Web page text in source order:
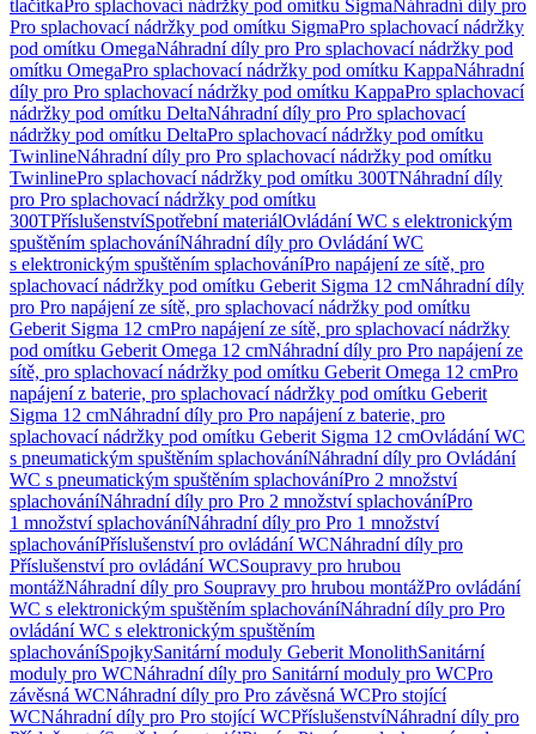
tlačítkaPro splachovací nádržky pod omítku SigmaNáhradní díly pro
Pro splachovací nádržky pod omítku SigmaPro splachovací nádržky
pod omítku OmegaNáhradní díly pro Pro splachovací nádržky pod
omítku OmegaPro splachovací nádržky pod omítku KappaNáhradní
díly pro Pro splachovací nádržky pod omítku KappaPro splachovací
nádržky pod omítku DeltaNáhradní díly pro Pro splachovací
nádržky pod omítku DeltaPro splachovací nádržky pod omítku
TwinlineNáhradní díly pro Pro splachovací nádržky pod omítku
TwinlinePro splachovací nádržky pod omítku 300TNáhradní díly
pro Pro splachovací nádržky pod omítku
300TPříslušenstvíSpotřební materiálOvládání WC s elektronickým
spuštěním splachováníNáhradní díly pro Ovládání WC
s elektronickým spuštěním splachováníPro napájení ze sítě, pro
splachovací nádržky pod omítku Geberit Sigma 12 cmNáhradní díly
pro Pro napájení ze sítě, pro splachovací nádržky pod omítku
Geberit Sigma 12 cmPro napájení ze sítě, pro splachovací nádržky
pod omítku Geberit Omega 12 cmNáhradní díly pro Pro napájení ze
sítě, pro splachovací nádržky pod omítku Geberit Omega 12 cmPro
napájení z baterie, pro splachovací nádržky pod omítku Geberit
Sigma 12 cmNáhradní díly pro Pro napájení z baterie, pro
splachovací nádržky pod omítku Geberit Sigma 12 cmOvládání WC
s pneumatickým spuštěním splachováníNáhradní díly pro Ovládání
WC s pneumatickým spuštěním splachováníPro 2 množství
splachováníNáhradní díly pro Pro 2 množství splachováníPro
1 množství splachováníNáhradní díly pro Pro 1 množství
splachováníPříslušenství pro ovládání WCNáhradní díly pro
Příslušenství pro ovládání WCSoupravy pro hrubou
montážNáhradní díly pro Soupravy pro hrubou montážPro ovládání
WC s elektronickým spuštěním splachováníNáhradní díly pro Pro
ovládání WC s elektronickým spuštěním
splachováníSpojkySanitární moduly Geberit MonolithSanitární
moduly pro WCNáhradní díly pro Sanitární moduly pro WCPro
závěsná WCNáhradní díly pro Pro závěsná WCPro stojící
WCNáhradní díly pro Pro stojící WCPříslušenstvíNáhradní díly pro